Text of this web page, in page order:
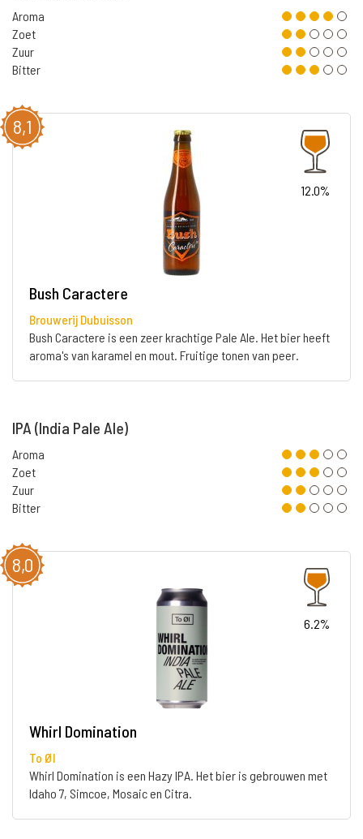
Aroma
Zoet
Zuur
Bitter
8,1
12.0%
Bush Caractere
Brouwerij Dubuisson
Bush Caractere is een zeer krachtige Pale Ale. Het bier heeft
aroma's van karamel en mout. Fruitige tonen van peer.
IPA (India Pale Ale)
Aroma
Zoet
Zuur
Bitter
8,0
6.2%
Whirl Domination
To Øl
Whirl Domination is een Hazy IPA. Het bier is gebrouwen met
Idaho 7, Simcoe, Mosaic en Citra.